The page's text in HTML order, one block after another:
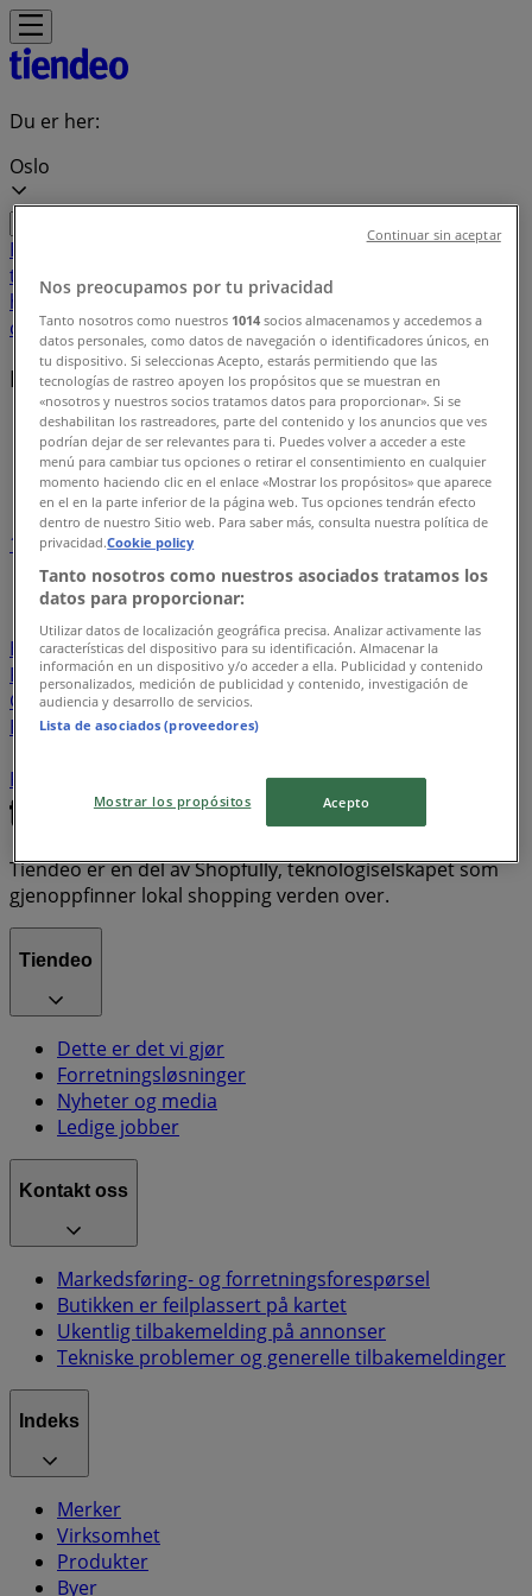
Du er her:
Oslo
Featured Hjem og møblerKlær, sko og
tilbehør
Elektronikk og hvitevarer
hageBarn og lekerHelse og skjønnhet
caféerBøker og kontorBil og motor
Merkevarer
Tiendeo»
Merkevareindeks
1 345
6
Ginger
Globus Indigo Io Pepe Turtle
Adele
Huawei
Sonic Switch Xbox Blizzard
Nintendo
Philips
Siemens Call Of Duty Delta
Electrolux
Galaxy
Alaska Eb Index Matrix Orange
Bluetooth
Atom Bosch
Frost
Nude
Tiendeo er en del av Shopfully, teknologiselskapet som
gjenoppfinner lokal shopping verden over.
Tiendeo
Dette er det vi gjør
Forretningsløsninger
Nyheter og media
Ledige jobber
Kontakt oss
Markedsføring- og forretningsforespørsel
Butikken er feilplassert på kartet
Ukentlig tilbakemelding på annonser
Tekniske problemer og generelle tilbakemeldinger
Indeks
Merker
Virksomhet
Produkter
Byer
Nos preocupamos por tu privacidad
Tanto nosotros como nuestros 1014 socios almacenamos y accedemos a
datos personales, como datos de navegación o identificadores únicos, en
tu dispositivo. Si seleccionas Acepto, estarás permitiendo que las
tecnologías de rastreo apoyen los propósitos que se muestran en
«nosotros y nuestros socios tratamos datos para proporcionar». Si se
deshabilitan los rastreadores, parte del contenido y los anuncios que ves
podrían dejar de ser relevantes para ti. Puedes volver a acceder a este
menú para cambiar tus opciones o retirar el consentimiento en cualquier
momento haciendo clic en el enlace «Mostrar los propósitos» que aparece
en el en la parte inferior de la página web. Tus opciones tendrán efecto
dentro de nuestro Sitio web. Para saber más, consulta nuestra política de
privacidad.Cookie policy
Tanto nosotros como nuestros asociados tratamos los
datos para proporcionar:
Utilizar datos de localización geográfica precisa. Analizar activamente las
características del dispositivo para su identificación. Almacenar la
información en un dispositivo y/o acceder a ella. Publicidad y contenido
personalizados, medición de publicidad y contenido, investigación de
audiencia y desarrollo de servicios.
Lista de asociados (proveedores)
Mostrar los propósitos Acepto
Continuar sin aceptar